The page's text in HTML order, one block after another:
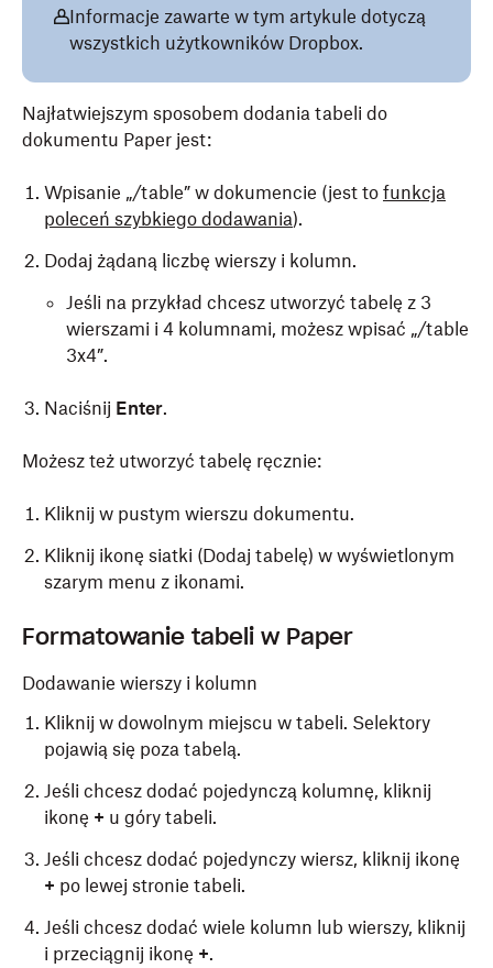
Informacje zawarte w tym artykule dotyczą
wszystkich użytkowników Dropbox.
Najłatwiejszym sposobem dodania tabeli do
dokumentu Paper jest:
Wpisanie „/table” w dokumencie (jest to funkcja
poleceń szybkiego dodawania).
Dodaj żądaną liczbę wierszy i kolumn.
Jeśli na przykład chcesz utworzyć tabelę z 3
wierszami i 4 kolumnami, możesz wpisać „/table
3x4”.
Naciśnij Enter.
Możesz też utworzyć tabelę ręcznie:
Kliknij w pustym wierszu dokumentu.
Kliknij ikonę siatki (Dodaj tabelę) w wyświetlonym
szarym menu z ikonami.
Formatowanie tabeli w Paper
Dodawanie wierszy i kolumn
Kliknij w dowolnym miejscu w tabeli. Selektory
pojawią się poza tabelą.
Jeśli chcesz dodać pojedynczą kolumnę, kliknij
ikonę + u góry tabeli.
Jeśli chcesz dodać pojedynczy wiersz, kliknij ikonę
+ po lewej stronie tabeli.
Jeśli chcesz dodać wiele kolumn lub wierszy, kliknij
i przeciągnij ikonę +.